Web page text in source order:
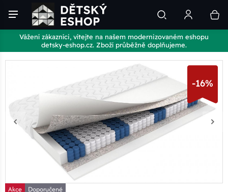
Vážení zákazníci, vítejte na našem modernizovaném eshopu
detsky-eshop.cz. Zboží průběžně doplňujeme.
-16%
Akce Doporučené